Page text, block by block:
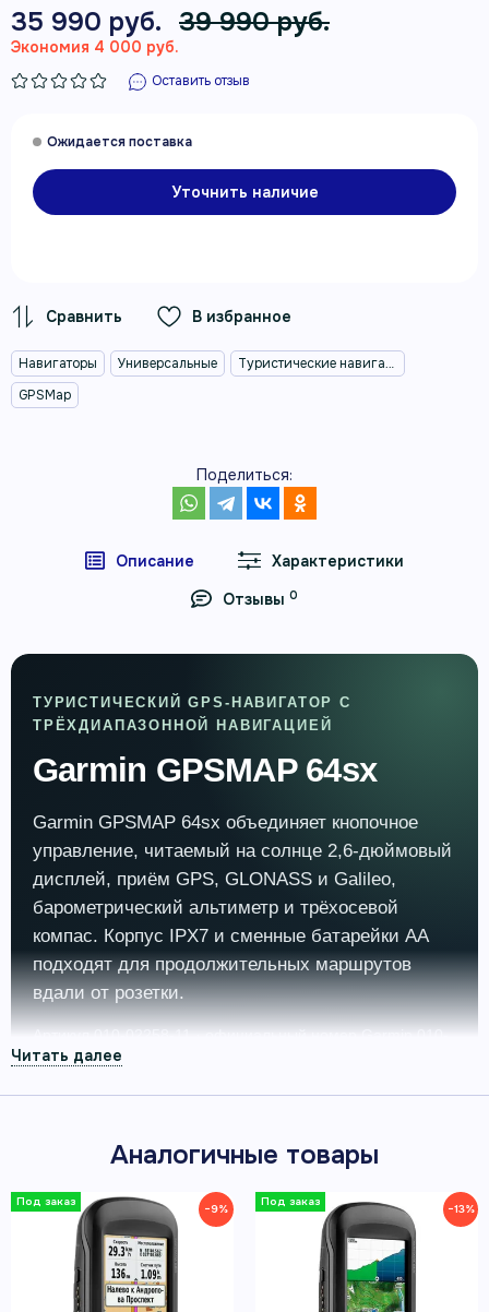
35 990 руб. 39 990 руб.
Экономия 4 000 руб.
Оставить отзыв
Уточнить наличие
В избранное
Навигаторы Универсальные
Туристические навигаторы
GPSMap
Поделиться:
Описание
Характеристики
Отзывы 0
ТУРИСТИЧЕСКИЙ GPS-НАВИГАТОР С
ТРЁХДИАПАЗОННОЙ НАВИГАЦИЕЙ
Garmin GPSMAP 64sx
Garmin GPSMAP 64sx объединяет кнопочное
управление, читаемый на солнце 2,6-дюймовый
дисплей, приём GPS, GLONASS и Galileo,
барометрический альтиметр и трёхосевой
компас. Корпус IPX7 и сменные батарейки AA
подходят для продолжительных маршрутов
вдали от розетки.
02258-11
GPS + GLONASS + Galileo
приём трёх спутниковых систем
2,6″
цветной трансфлективный дисплей 160 × 240
Аналогичные товары
−9% −13%